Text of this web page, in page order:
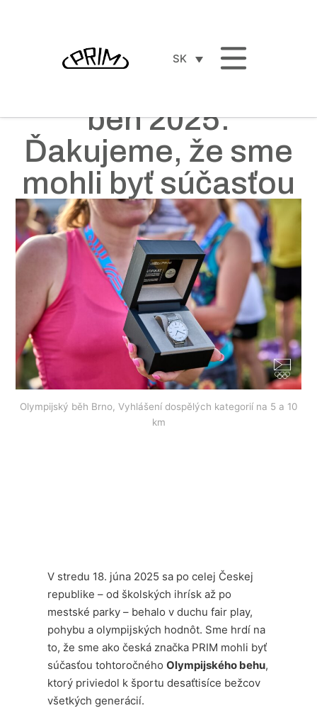
SK
beh 2025:
Ďakujeme, že sme
mohli byť súčasťou
Olympijský běh Brno, Vyhlášení dospělých kategorií na 5 a 10
km
V stredu 18. júna 2025 sa po celej Českej
republike – od školských ihrísk až po
mestské parky – behalo v duchu fair play,
pohybu a olympijských hodnôt. Sme hrdí na
to, že sme ako česká značka PRIM mohli byť
súčasťou tohtoročnéhoOlympijského behu,
ktorý priviedol k športu desaťtisíce bežcov
všetkých generácií.